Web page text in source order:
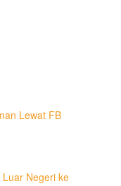
Lewat FB
Negeri ke